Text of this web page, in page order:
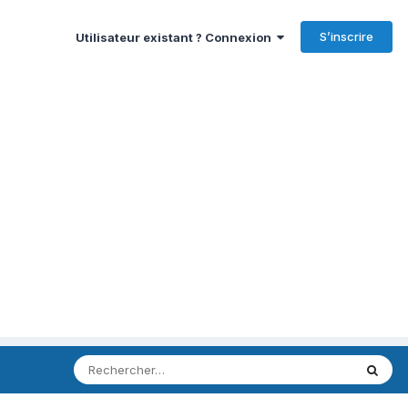
Utilisateur existant ? Connexion S’inscrire